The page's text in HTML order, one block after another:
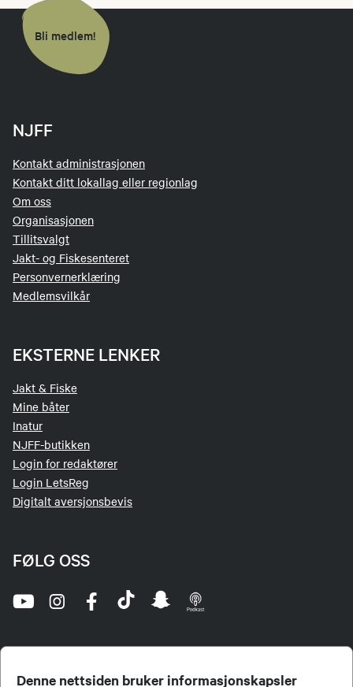
Denne nettsiden bruker informasjonskapsler
Bli medlem!
NJFF
Kontakt administrasjonen
Kontakt ditt lokallag eller regionlag
Om oss
Organisasjonen
Tillitsvalgt
Jakt- og Fiskesenteret
Personvernerklæring
Medlemsvilkår
EKSTERNE LENKER
Jakt & Fiske
Mine båter
Inatur
NJFF-butikken
Login for redaktører
Login LetsReg
Digitalt aversjonsbevis
FØLG OSS